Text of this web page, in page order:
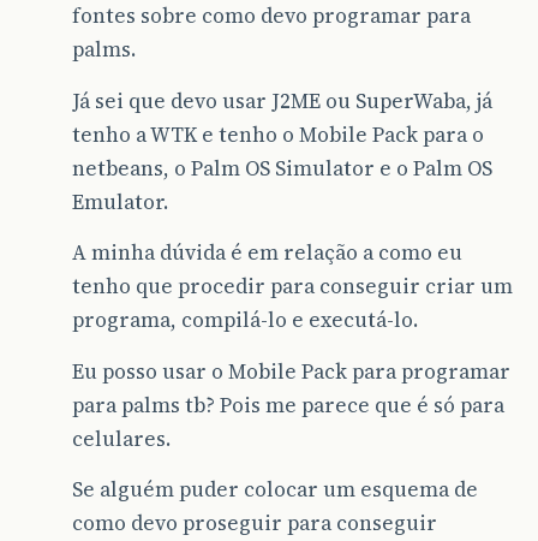
fontes sobre como devo programar para
palms.
Já sei que devo usar J2ME ou SuperWaba, já
tenho a WTK e tenho o Mobile Pack para o
netbeans, o Palm OS Simulator e o Palm OS
Emulator.
A minha dúvida é em relação a como eu
tenho que procedir para conseguir criar um
programa, compilá-lo e executá-lo.
Eu posso usar o Mobile Pack para programar
para palms tb? Pois me parece que é só para
celulares.
Se alguém puder colocar um esquema de
como devo proseguir para conseguir